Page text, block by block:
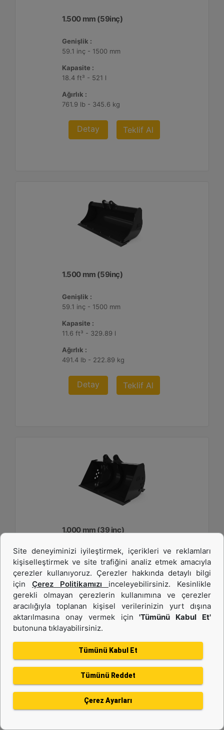
1.500 mm (59inç)
Genişlik :
59.1 inç - 1500 mm
Kapasite :
18.4 ft³ - 521 l
Ağırlık :
761.9 lb - 345.6 kg
Detay Teklif Al
1.500 mm (59inç)
Genişlik :
59.1 inç - 1500 mm
Kapasite :
11.6 ft³ - 329.89 l
Ağırlık :
491.4 lb - 222.89 kg
Detay Teklif Al
1.000 mm (39 inç)
Genişlik :
39.4 inç - 1000 mm
Kapasite :
6 ft³ - 169.89 l
Ağırlık :
258.6 lb - 117.3 kg
Detay Teklif Al
Site deneyiminizi iyileştirmek, içerikleri ve reklamları
kişiselleştirmek ve site trafiğini analiz etmek amacıyla
çerezler kullanıyoruz. Çerezler hakkında detaylı bilgi
için Çerez Politikamızı inceleyebilirsiniz. Kesinlikle
gerekli olmayan çerezlerin kullanımına ve çerezler
aracılığıyla toplanan kişisel verilerinizin yurt dışına
aktarılmasına onay vermek için'Tümünü Kabul Et'
butonuna tıklayabilirsiniz.
Tümünü Kabul Et
Tümünü Reddet
Çerez Ayarları